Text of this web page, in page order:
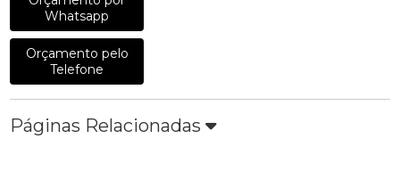
Whatsapp
Orçamento pelo
Telefone
Páginas Relacionadas